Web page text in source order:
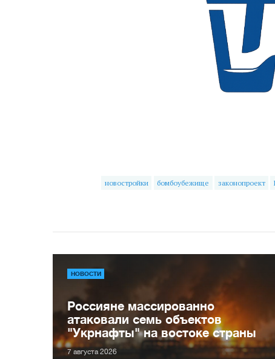
новостройки бомбоубежище законопроект
НОВОСТИ
Россияне массированно
атаковали семь объектов
"Укрнафты" на востоке страны
7 августа 2026